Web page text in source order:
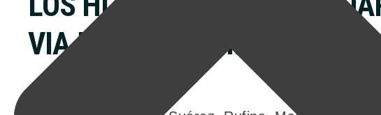
VIAJAR A ESTAMBUL CON